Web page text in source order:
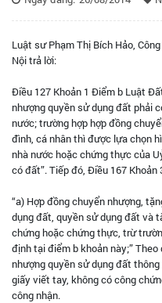
Luật sư Phạm Thị Bích Hảo,
Nội trả lời:
Điều 127 Khoản 1 Điểm b Luật
nhượng quyền sử dụng đất phải
nước; trường hợp hợp đồng
đình, cá nhân thì được lựa chọn
nhà nước hoặc chứng thực của
có đất”. Tiếp đó, Điều 167
“a) Hợp đồng chuyển nhượng,
dụng đất, quyền sử dụng đất và
chứng hoặc chứng thực, trừ
định tại điểm b khoản này;”
nhượng quyền sử dụng đất
giấy viết tay, không có công
công nhận.